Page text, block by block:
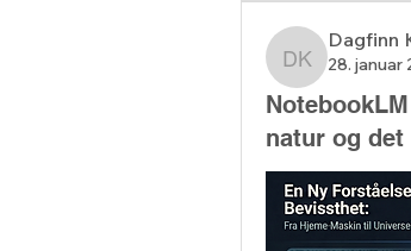
Dagfinn
Dagfinn
28. januar
natur og